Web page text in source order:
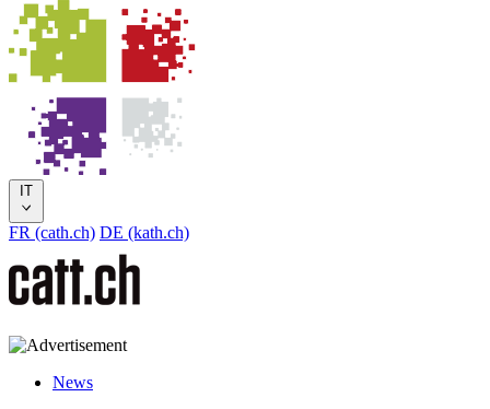
IT
FR (cath.ch) DE (kath.ch)
News